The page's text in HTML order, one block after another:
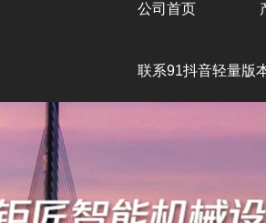
公司首页
联系91抖音轻量版